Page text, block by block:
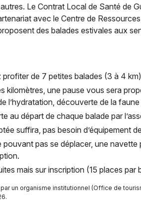
Le Contrat Local de Santé de
avec le Centre de
des balades estivales aux
de 7 petites balades (3 à 4
kilomètres, une pause vous sera
l’hydratation, découverte de la
au départ de chaque balade par
suffira, pas besoin d’équipement
pouvant pas se déplacer, une
mais sur inscription (15 places par
un organisme institutionnel (Office de